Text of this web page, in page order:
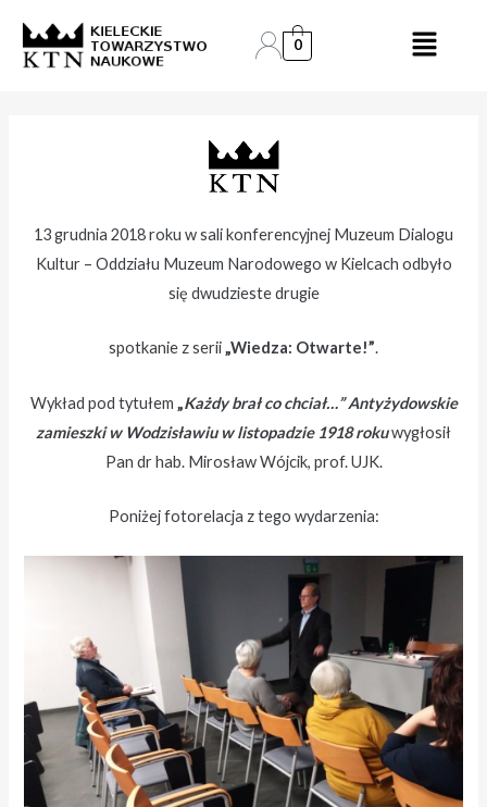
content
0
13 grudnia 2018 roku w sali konferencyjnej Muzeum Dialogu
Kultur – Oddziału Muzeum Narodowego w Kielcach odbyło
się dwudzieste drugie
spotkanie z serii„Wiedza: Otwarte!”.
Wykład pod tytułem „Każdy brał co chciał…” Antyżydowskie
zamieszki w Wodzisławiu w listopadzie 1918 rokuwygłosił
Pan dr hab. Mirosław Wójcik, prof. UJK.
Poniżej fotorelacja z tego wydarzenia:
navigation